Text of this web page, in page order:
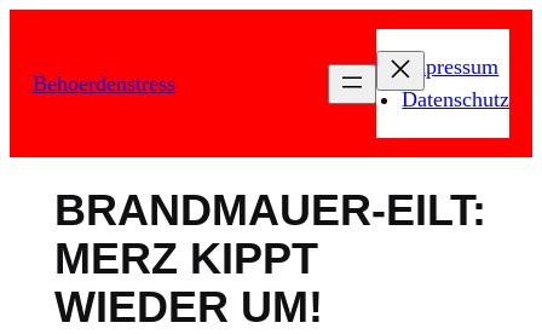
springen
Behoerdenstress
Impressum
Datenschutz
BRANDMAUER-EILT:
MERZ KIPPT
WIEDER UM!